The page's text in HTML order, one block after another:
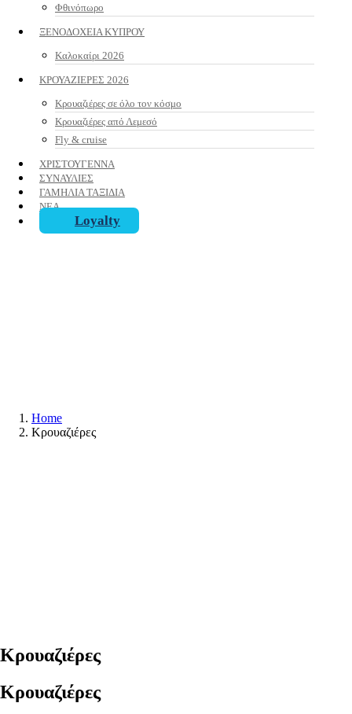
Φθινόπωρο
ΞΕΝΟΔΟΧΕΙΑ ΚΥΠΡΟΥ
Καλοκαίρι 2026
ΚΡΟΥΑΖΙΕΡΕΣ 2026
Κρουαζιέρες σε όλο τον κόσμο
Κρουαζιέρες από Λεμεσό
Fly & cruise
ΧΡΙΣΤΟΥΓΕΝΝΑ
ΣΥΝΑΥΛΙΕΣ
ΓΑΜΗΛΙΑ ΤΑΞΙΔΙΑ
ΝΕΑ
Loyalty
Home
Κρουαζιέρες
Κρουαζιέρες
Κρουαζιέρες